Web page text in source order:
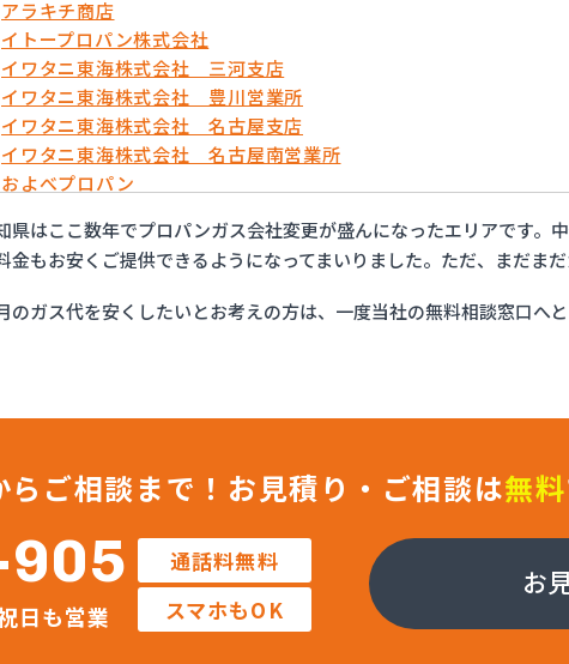
アラキチ商店
イトープロパン株式会社
イワタニ東海株式会社 三河支店
イワタニ東海株式会社 豊川営業所
イワタニ東海株式会社 名古屋支店
イワタニ東海株式会社 名古屋南営業所
およべプロパン
ガステックサービス株式会社 安城営業所
ガステックサービス株式会社 西三河支店
ガステックサービス株式会社 岡崎営業所
ガステックサービス株式会社 蒲郡営業所
ガステックサービス株式会社 西尾営業所
ガステックサービス株式会社 尾張支店 春日井営業所
ガステックサービス株式会社 豊川営業所
カネテン商店
かね安商店
カネ庄津島店
県はここ数年でプロパンガス会社変更が盛んになったエリアです。
金もお安くご提供できるようになってまいりました。ただ、まだま
のガス代を安くしたいとお考えの方は、一度当社の無料相談窓口へと
ご相談まで！ お見積り・ご相談は無料
日も営業
通話料無料
スマホもOK
お